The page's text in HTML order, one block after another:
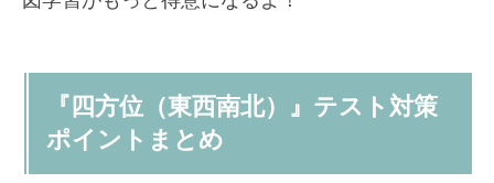
『四方位（東西南北）』テスト対策
ポイントまとめ